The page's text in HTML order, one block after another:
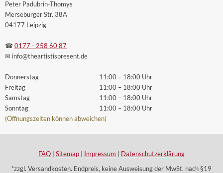
Peter Padubrin-Thomys
Merseburger Str. 38A
04177 Leipzig
☎ 0177 - 258 60 87
✉ info@theartistispresent.de
Donnerstag
Freitag
Samstag
Sonntag
11:00 – 18:00 Uhr
11:00 – 18:00 Uhr
11:00 – 18:00 Uhr
11:00 – 18:00 Uhr
(Öffnungszeiten können abweichen)
FAQ Sitemap Impressum
Datenschutzerklärung
*zzgl. Versandkosten. Endpreis, keine Ausweisung der MwSt. nach §19